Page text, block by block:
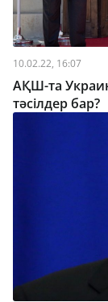
10.02.22, 16:07
АҚШ-та
тәсілдер бар?